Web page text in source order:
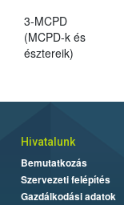
3-MCPD
(MCPD-k és
észtereik)
Hivatalunk
Bemutatkozás
Szervezeti felépítés
Gazdálkodási adatok